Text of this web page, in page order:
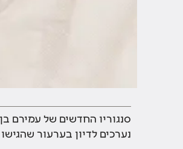
סנגוריו החדשים של עמירם
נערכים לדיון בערעור